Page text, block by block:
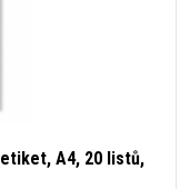
A4, 20 listů,